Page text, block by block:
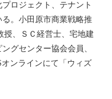
ロジェクト、テナント
。小田原市商業戦略推
授、ＳＣ経営士、宅地建
グセンター協会会員、
ンラインにて「ウィズ